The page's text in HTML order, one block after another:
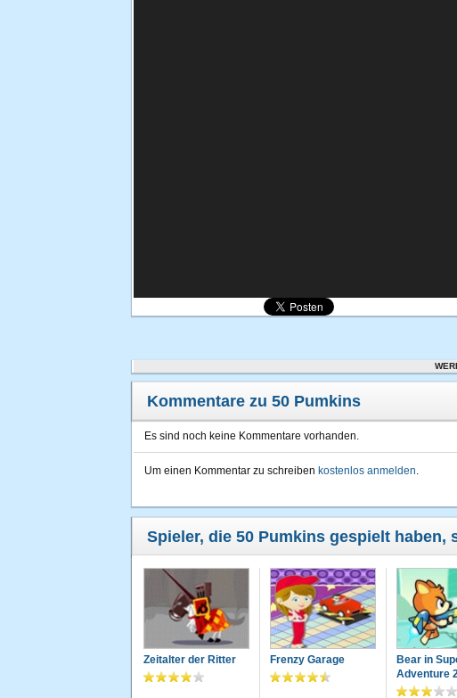
Kommentare zu 50 Pumkins
Es sind noch keine Kommentare vorhanden.
Um einen Kommentar zu schreiben kostenlos anmelden.
Spieler, die 50 Pumkins gespielt haben,
Zeitalter der Ritter Frenzy Garage
Bear in
Adventure